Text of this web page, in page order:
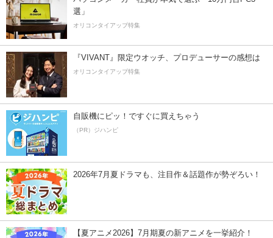
選」
オリコンタイアップ特集
『VIVANT』限定ウオッチ、プロデューサーの感想は
オリコンタイアップ特集
自販機にピッ！ですぐに買えちゃう
（PR）ジハンピ
2026年7月夏ドラマも、注目作＆話題作が勢ぞろい！
【夏アニメ2026】7月期夏の新アニメを一挙紹介！